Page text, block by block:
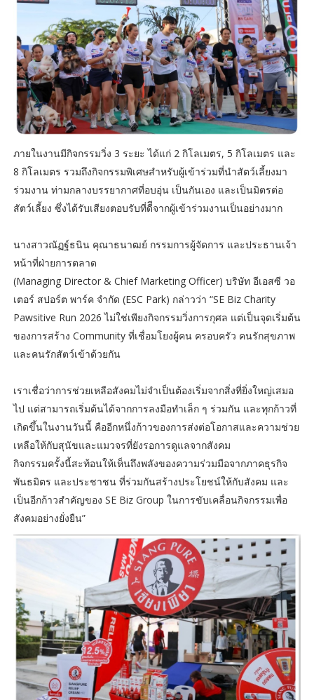
ภายในงานมีกิจกรรมวิ่ง 3 ระยะ ได้แก่ 2 กิโลเมตร, 5 กิโลเมตร และ
8 กิโลเมตร รวมถึงกิจกรรมพิเศษสำหรับผู้เข้าร่วมที่นำสัตว์เลี้ยงมา
ร่วมงาน ท่ามกลางบรรยากาศที่อบอุ่น เป็นกันเอง และเป็นมิตรต่อ
สัตว์เลี้ยง ซึ่งได้รับเสียงตอบรับที่ดีีจากผู้เข้าร่วมงานเป็นอย่างมาก
นางสาวณัฏฐ์ธนิน คุณาธนาฒย์ กรรมการผู้จัดการ และประธานเจ้า
หน้าที่ฝ่ายการตลาด
(Managing Director & Chief Marketing Officer) บริษัท อีเอสซี วอ
เตอร์ สปอร์ต พาร์ค จำกัด (ESC Park) กล่าวว่า “SE Biz Charity
Pawsitive Run 2026 ไม่ใช่เพียงกิจกรรมวิ่งการกุศล แต่เป็นจุดเริ่มต้น
ของการสร้าง Community ที่เชื่อมโยงผู้คน ครอบครัว คนรักสุขภาพ
และคนรักสัตว์เข้าด้วยกัน
เราเชื่อว่าการช่วยเหลือสังคมไม่จำเป็นต้องเริ่มจากสิ่งที่ยิ่งใหญ่เสมอ
ไป แต่สามารถเริ่มต้นได้จากการลงมือทำเล็ก ๆ ร่วมกัน และทุกก้าวที่
เกิดขึ้นในงานวันนี้ คืออีกหนึ่งก้าวของการส่งต่อโอกาสและความช่วย
เหลือให้กับสุนัขและแมวจรที่ยังรอการดูแลจากสังคม
กิจกรรมครั้งนี้สะท้อนให้เห็นถึงพลังของความร่วมมือจากภาคธุรกิจ
พันธมิตร และประชาชน ที่ร่วมกันสร้างประโยชน์ให้กับสังคม และ
เป็นอีกก้าวสำคัญของ SE Biz Group ในการขับเคลื่อนกิจกรรมเพื่อ
สังคมอย่างยั่งยืน”